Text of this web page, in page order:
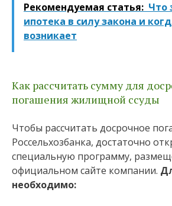
Рекомендуемая статья: Что
ипотека в силу закона и
возникает
Как рассчитать сумму для
погашения жилищной ссуды
Чтобы рассчитать досрочное
Россельхозбанка, достаточно
специальную программу,
официальном сайте компании.
необходимо: